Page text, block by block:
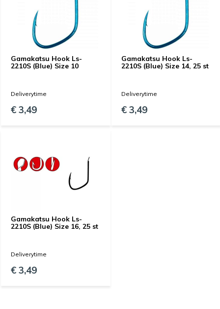
Gamakatsu Hook Ls-
2210S (Blue) Size 10
Deliverytime
€ 3,49
Gamakatsu Hook Ls-
2210S (Blue) Size 14, 25 st
Deliverytime
€ 3,49
Gamakatsu Hook Ls-
2210S (Blue) Size 16, 25 st
Deliverytime
€ 3,49